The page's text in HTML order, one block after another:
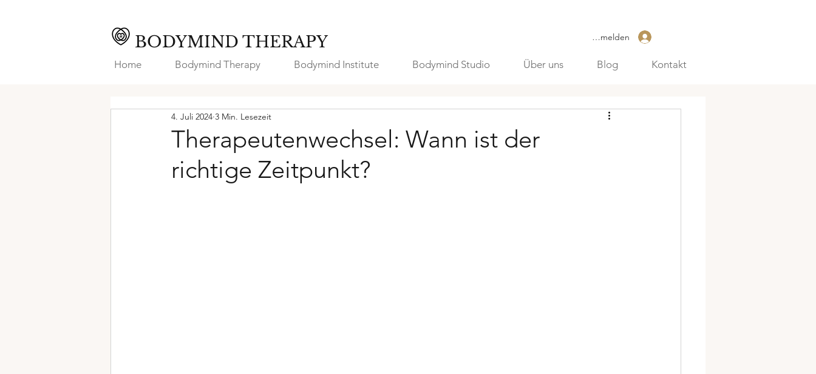
BODYMIND THERAPY
Home Bodymind Therapy Bodymind Institute Bodymind Studio Über uns Blog Kontakt
Anmelden
Therapeutenwechsel: Wann ist der
richtige Zeitpunkt?
4. Juli 2024 3 Min. Lesezeit